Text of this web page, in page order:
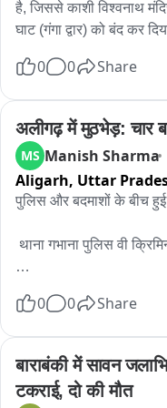
है, जिससे काशी विश्वनाथ
घाट (गंगा द्वार) को बंद कर
0 0 Share
अलीगढ़ में मुठभेड़: चार
MS Manish Sharma
Aligarh, Uttar
पुलिस और बदमाशों के बीच
थाना गभाना पुलिस वी
टक्कर मार्कर भागने का किया
पुलिस द्वारा पीछा करने पर
पुलिस की क्रॉस फायरिंग में
0 0 Share
बाराबंकी में सावन
टकराई, दो की मौत